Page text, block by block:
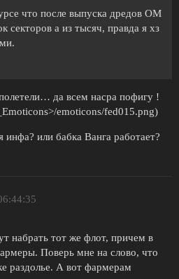
что после выпуска дредов ОМ
секторов а из тысяч, правда я хз
да всем насра пофигу !
emoticons/fed015.png)
инфа? или бабка Ванга работает?
набрать тот же флот, причем в
Поверь мне на слово, что
раздолье. А вот фармерам